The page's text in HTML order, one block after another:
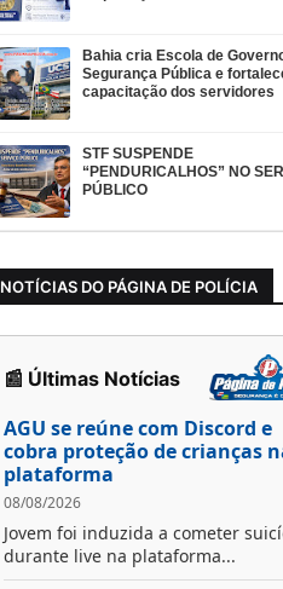
Bahia cria Escola de
Segurança Pública e
capacitação dos servidores
STF SUSPENDE
“PENDURICALHOS” NO
PÚBLICO
NOTÍCIAS DO PÁGINA DE POLÍCIA
📰 Últimas Notícias
AGU se reúne com Discord e
cobra proteção de crianças
plataforma
08/08/2026
Jovem foi induzida a cometer
durante live na plataforma...